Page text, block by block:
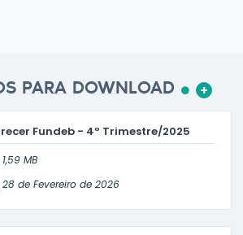
PARA DOWNLOAD +
Fundeb - 4º Trimestre/2025
1,59 MB
28 de Fevereiro de 2026